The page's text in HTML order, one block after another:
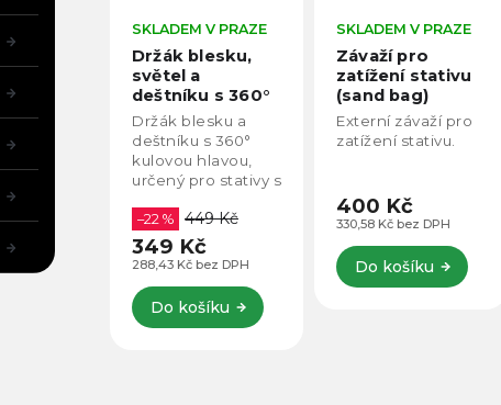
Držák blesku,
světel a
deštníku s 360°
kulovou hlavou
SKLADEM V PRAZE
288,43 Kč bez DPH
–22 % 449 Kč
349 Kč
Do košíku
Držák blesku a
deštníku s 360°
kulovou hlavou,
určený pro stativy s
Závaží pro
zatížení stativu
(sand bag)
SKLADEM V PRAZE
330,58 Kč bez DPH
400 Kč
Do košíku
Externí závaží pro
zatížení stativu.